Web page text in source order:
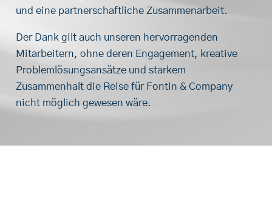
und eine partnerschaftliche Zusammenarbeit.
Der Dank gilt auch unseren hervorragenden
Mitarbeitern, ohne deren Engagement, kreative
Problemlösungsansätze und starkem
Zusammenhalt die Reise für Fontin & Company
nicht möglich gewesen wäre.